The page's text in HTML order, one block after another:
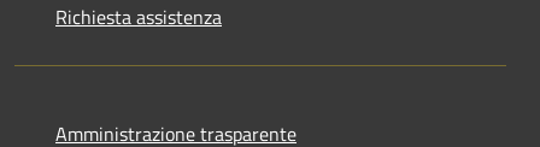
Richiesta assistenza
Amministrazione trasparente